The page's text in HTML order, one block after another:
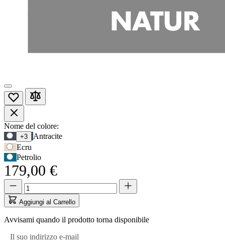
Opzioni
prodotto
Nome del colore:
Usa
il
tasto
Tab
per
accedere
alla
prima
opzione,
poi
i
tasti
+3
Antracite
Ecru
Petrolio
179,00 €
Quantità
aggiornata
1
Quantità
Aggiungi al Carrello
Avvisami quando il prodotto torna disponibile
Il suo indirizzo e-mail